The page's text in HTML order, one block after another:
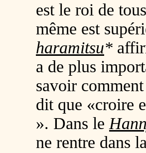
est le roi de
même est
haramitsu*
a de plus
savoir
dit que «croire
». Dans le
ne rentre dans